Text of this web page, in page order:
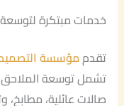
خدمات مبتكرة
تقدممؤسسة
تشمل توسعة الملاحق
صالات عائلية، مطابخ،